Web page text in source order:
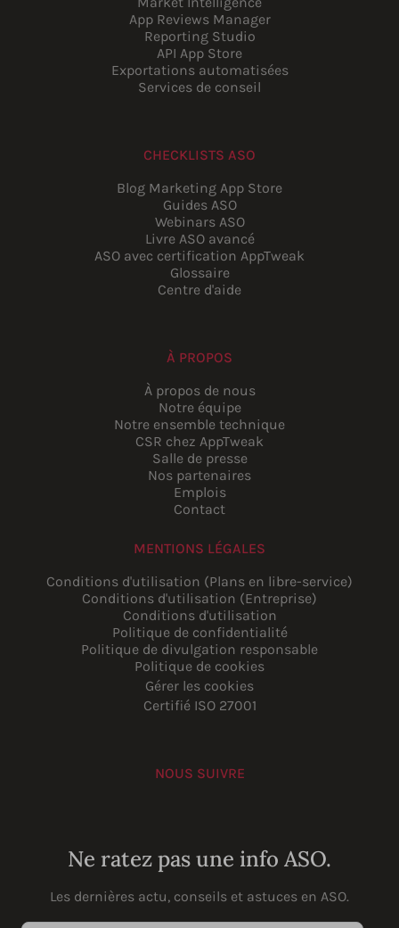
App Reviews Manager
Reporting Studio
API App Store
Exportations automatisées
Services de conseil
CHECKLISTS ASO
Blog Marketing App Store
Guides ASO
Webinars ASO
Livre ASO avancé
ASO avec certification AppTweak
Glossaire
Centre d'aide
À PROPOS
À propos de nous
Notre équipe
Notre ensemble technique
CSR chez AppTweak
Salle de presse
Nos partenaires
Emplois
Contact
MENTIONS LÉGALES
Conditions d'utilisation (Plans en libre-service)
Conditions d'utilisation (Entreprise)
Conditions d'utilisation
Politique de confidentialité
Politique de divulgation responsable
Politique de cookies
Gérer les cookies
Certifié ISO 27001
NOUS SUIVRE
Ne ratez pas une info ASO.
Les dernières actu, conseils et astuces en ASO.